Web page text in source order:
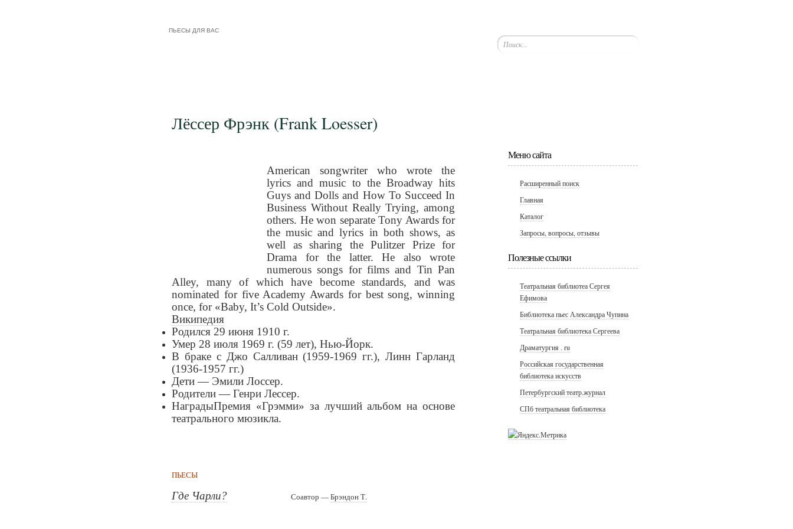
ПЬЕСЫ ДЛЯ ВАС
Лёссер Фрэнк (Frank Loesser)
American songwriter who wrote the
lyrics and music to the Broadway hits
Guys and Dolls and How To Succeed In
Business Without Really Trying, among
others. He won separate Tony Awards for
the music and lyrics in both shows, as
well as sharing thePulitzer Prize for
Drama for the latter. He also wrote
numerous songs for films and Tin Pan
Alley, many of which have become standards, and was
nominated for five Academy Awards for best song, winning
once, for «Baby, It’s Cold Outside».
Википедия
Родился 29 июня 1910 г.
Умер 28 июля 1969 г. (59 лет), Нью-Йорк.
В браке с Джо Салливан (1959-1969 гг.), Линн Гарланд
(1936-1957 гг.)
Дети — Эмили Лоссер.
Родители —Генри Лессер.
НаградыПремия «Грэмми» за лучший альбом на основе
театрального мюзикла.
ПЬЕСЫ
Где Чарли? Соавтор —Брэндон Т.
Меню сайта
Расширенный поиск
Главная
Каталог
Запросы, вопросы, отзывы
Полезные ссылки
Театральная библиотеа Сергея
Ефимова
Библиотека пьес Александра Чупина
Театральная библиотека Сергеева
Драматургия . ru
Российская государственная
библиотека искусств
Петербургский театр.журнал
СПб театральная библиотека